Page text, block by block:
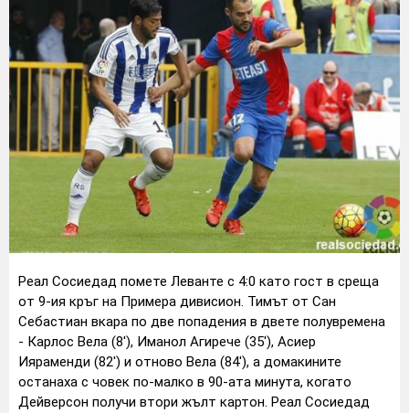
Реал Сосиедад помете Леванте с 4:0 като гост в среща
от 9-ия кръг на Примера дивисион. Тимът от Сан
Себастиан вкара по две попадения в двете полувремена
- Карлос Вела (8'), Иманол Агирече (35'), Асиер
Ияраменди (82') и отново Вела (84'), а домакините
останаха с човек по-малко в 90-ата минута, когато
Дейверсон получи втори жълт картон. Реал Сосиедад